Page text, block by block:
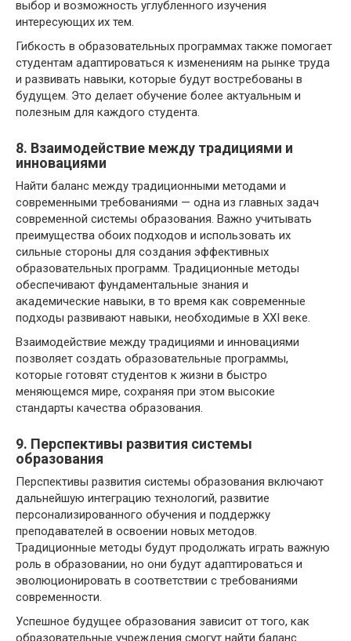
выбор и возможность углубленного изучения
интересующих их тем.
Гибкость в образовательных программах также помогает
студентам адаптироваться к изменениям на рынке труда
и развивать навыки, которые будут востребованы в
будущем. Это делает обучение более актуальным и
полезным для каждого студента.
8. Взаимодействие между традициями и
инновациями
Найти баланс между традиционными методами и
современными требованиями — одна из главных задач
современной системы образования. Важно учитывать
преимущества обоих подходов и использовать их
сильные стороны для создания эффективных
образовательных программ. Традиционные методы
обеспечивают фундаментальные знания и
академические навыки, в то время как современные
подходы развивают навыки, необходимые в XXI веке.
Взаимодействие между традициями и инновациями
позволяет создать образовательные программы,
которые готовят студентов к жизни в быстро
меняющемся мире, сохраняя при этом высокие
стандарты качества образования.
9. Перспективы развития системы
образования
Перспективы развития системы образования включают
дальнейшую интеграцию технологий, развитие
персонализированного обучения и поддержку
преподавателей в освоении новых методов.
Традиционные методы будут продолжать играть важную
роль в образовании, но они будут адаптироваться и
эволюционировать в соответствии с требованиями
современности.
Успешное будущее образования зависит от того, как
образовательные учреждения смогут найти баланс